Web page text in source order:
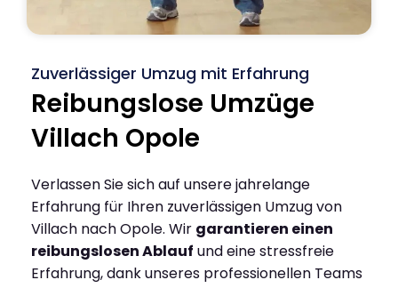
Zuverlässiger Umzug mit Erfahrung
Reibungslose Umzüge
Villach Opole
Verlassen Sie sich auf unsere jahrelange
Erfahrung für Ihren zuverlässigen Umzug von
Villach nach Opole. Wir garantieren einen
reibungslosen Ablauf und eine stressfreie
Erfahrung, dank unseres professionellen Teams